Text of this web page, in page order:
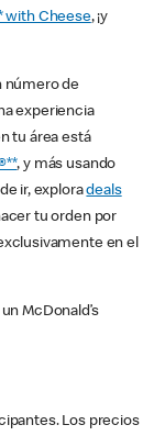
with Cheese, ¡y
número de
experiencia
tu área está
, y más usando
ir, exploradeals
tu orden por
en el
McDonald’s
Los precios